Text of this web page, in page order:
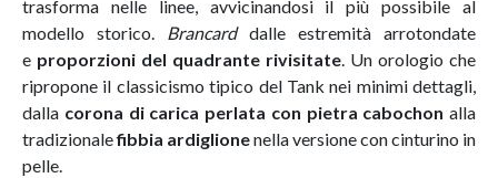
trasforma nelle linee, avvicinandosi il più possibile al
modello storico. Brancard dalle estremità arrotondate
e proporzioni del quadrante rivisitate. Un orologio che
ripropone il classicismo tipico del Tank nei minimi dettagli,
dalla corona di carica perlata con pietra cabochon alla
tradizionalefibbia ardiglionenella versione con cinturino in
pelle.